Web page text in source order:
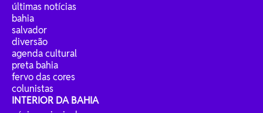
últimas notícias
bahia
salvador
diversão
agenda cultural
preta bahia
fervo das cores
colunistas
INTERIOR DA BAHIA